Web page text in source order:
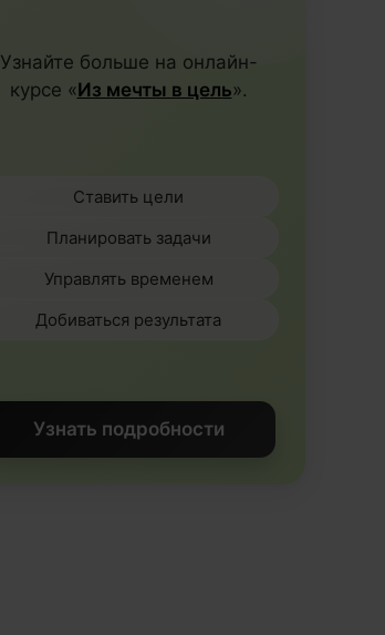
Узнайте больше на онлайн-
курсе «Из мечты в цель».
Ставить цели
Планировать задачи
Управлять временем
Добиваться результата
Узнать подробности